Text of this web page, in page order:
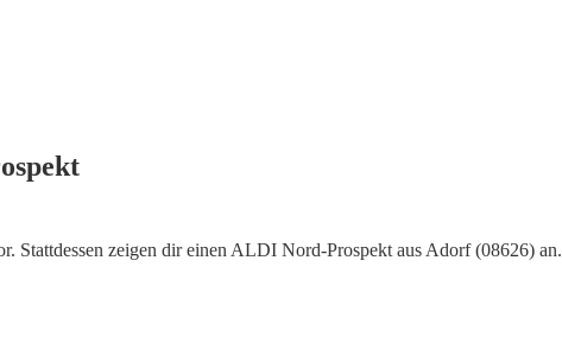
Stattdessen zeigen dir einen ALDI Nord-Prospekt aus Adorf (08626) an.